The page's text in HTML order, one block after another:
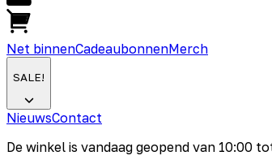
Net binnenCadeaubonnenMerch
SALE!
NieuwsContact
De winkel is vandaag geopend van 10:00